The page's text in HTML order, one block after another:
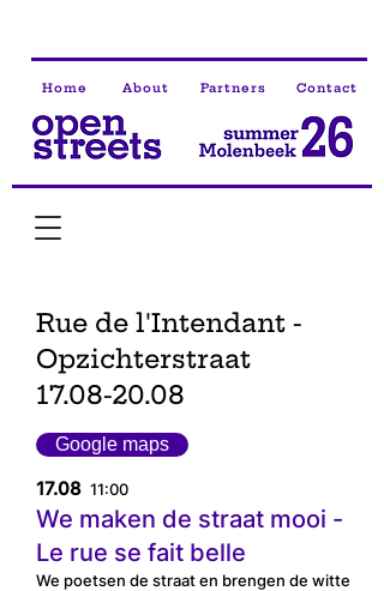
About
Home Partners Contact
Rue de l'Intendant -
Opzichterstraat
17.08-20.08
Google maps
17.08 11:00
We maken de straat mooi -
Le rue se fait belle
We poetsen de straat en brengen de witte